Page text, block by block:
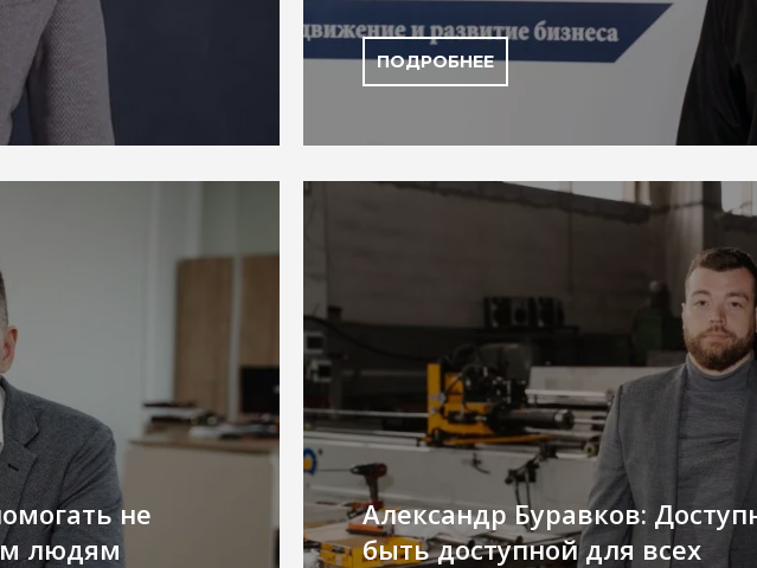
ПОДРОБНЕЕ
не
людям
Александр Буравков:
быть доступной для всех